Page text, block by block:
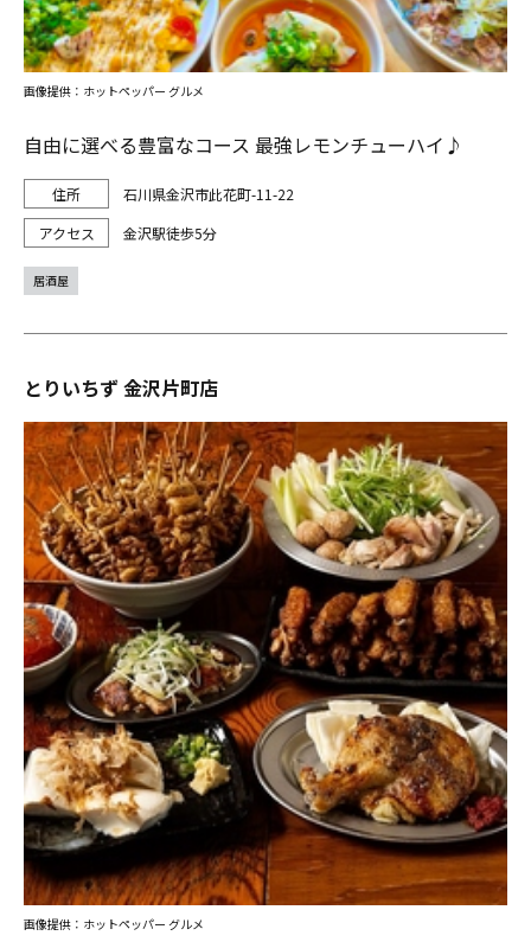
自由に選べる豊富なコース 最強レモンチューハイ♪
石川県金沢市此花町-11-22
金沢駅徒歩5分
画像提供：ホットペッパー グルメ
居酒屋
とりいちず 金沢片町店
画像提供：ホットペッパー グルメ